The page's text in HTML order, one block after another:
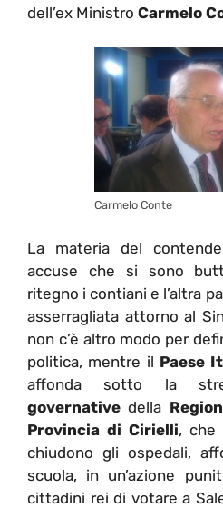
dell’ex Ministro Carmelo
Carmelo Conte
La materia del
accuse che si sono
ritegno i contiani e l’altra
asserragliata attorno al
non c’è altro modo per
politica, mentre il Paese
affonda sotto la
governativedella
Provincia di Cirielli, che
chiudono gli ospedali,
scuola, in un’azione
cittadini rei di votare a